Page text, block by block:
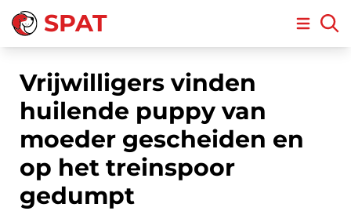
SPAT Open
Vrijwilligers vinden
huilende puppy van
moeder gescheiden en
op het treinspoor
gedumpt